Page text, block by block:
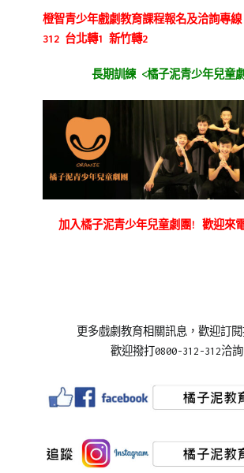
橙智青少年戲劇教育課程報名及洽詢專線
312 台北轉1 新竹轉2
長期訓練 <橘子泥青少年兒童
加入橘子泥青少年兒童劇團! 歡迎來
更多戲劇教育相關訊息，歡迎訂
歡迎撥打0800-312-312洽詢